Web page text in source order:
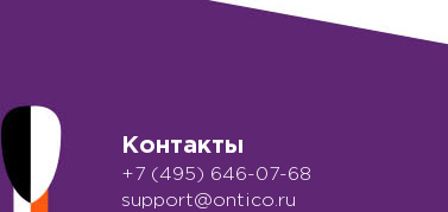
Контакты
+7 (495) 646-07-68
support@ontico.ru